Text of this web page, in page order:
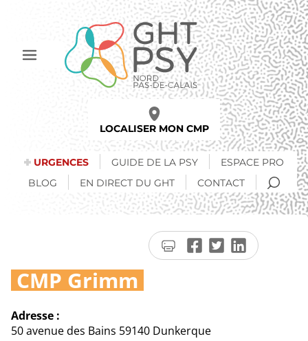
principal
Afficher
LOCALISER MON CMP
URGENCES GUIDE DE LA PSY
ESPACE PRO
BLOG
EN DIRECT DU GHT CONTACT
CMP Grimm
Adresse :
50 avenue des Bains 59140 Dunkerque
Imprimer
la
Partager
sur
Partager
sur
Partager
sur